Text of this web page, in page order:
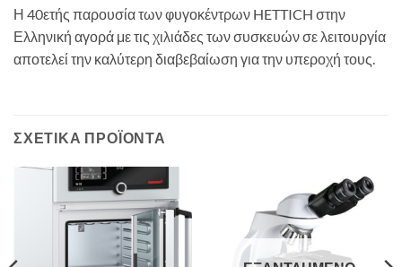
Η 40ετής παρουσία των φυγοκέντρων HETTICH στην
Ελληνική αγορά με τις χιλιάδες των συσκευών σε λειτουργία
αποτελεί την καλύτερη διαβεβαίωση για την υπεροχή τους.
ΣΧΕΤΙΚΆ ΠΡΟΪΌΝΤΑ